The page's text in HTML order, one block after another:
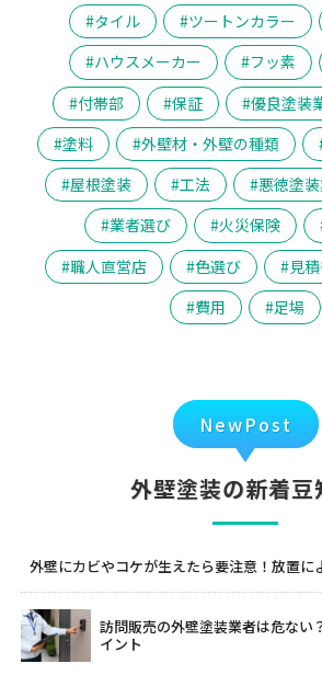
タイル
ツートンカラー
ハウスメーカー
フッ素
付帯部
保証 優良塗装
塗料
外壁材・外壁の種類
屋根塗装
工法 悪徳塗
業者選び
火災保険
職人直営店
色選び 見
費用
足場
NewPost
外壁塗装の新着豆
外壁にカビやコケが生えたら要注意！放置に
訪問販売の外壁塗装業者は危ない
イント